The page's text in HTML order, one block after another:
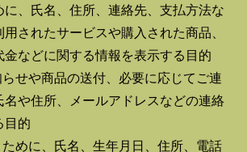
に、氏名、住所、連絡先、支払方法な
されたサービスや購入された商品、
金などに関する情報を表示する目的
せや商品の送付、必要に応じてご連
名や住所、メールアドレスなどの連絡
目的
めに、氏名、生年月日、住所、電話